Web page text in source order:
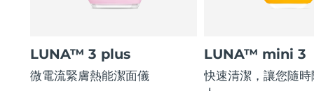
LUNA™ 3 plus
微電流緊膚熱能潔面儀
LUNA™ mini 3
快速清潔，讓您隨